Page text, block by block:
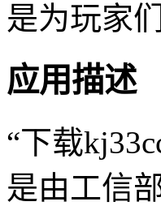
是为玩家
应用描述
“下载
是由工信